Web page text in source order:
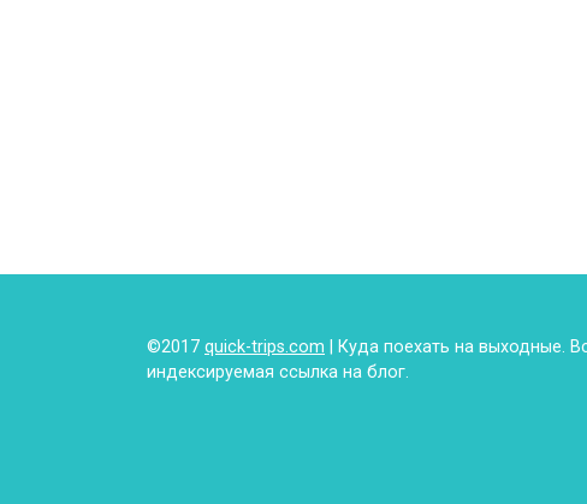
©2017 quick-trips.com | Куда поехать на выходные.
индексируемая ссылка на блог.